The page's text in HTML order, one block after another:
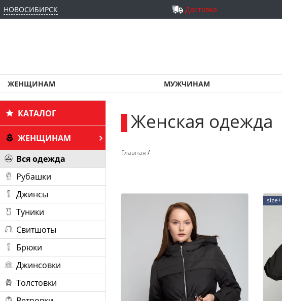
НОВОСИБИРСК Доставка
ЖЕНЩИНАМ МУЖЧИНАМ
КАТАЛОГ
ЖЕНЩИНАМ
Вся одежда
Рубашки
Джинсы
Туники
Свитшоты
Брюки
Джинсовки
Толстовки
Женская одежда
Главная /
size+